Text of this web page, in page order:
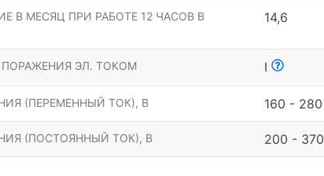
В МЕСЯЦ ПРИ РАБОТЕ 12 ЧАСОВ В
14,6
ЭЛ. ТОКОМ I
(ПЕРЕМЕННЫЙ ТОК), В 160 - 280
(ПОСТОЯННЫЙ ТОК), В 200 - 370